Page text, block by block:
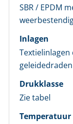
SBR / EPDM
Inlagen
geleidedraden
Drukklasse
Zie tabel
Temperatuur
Vul